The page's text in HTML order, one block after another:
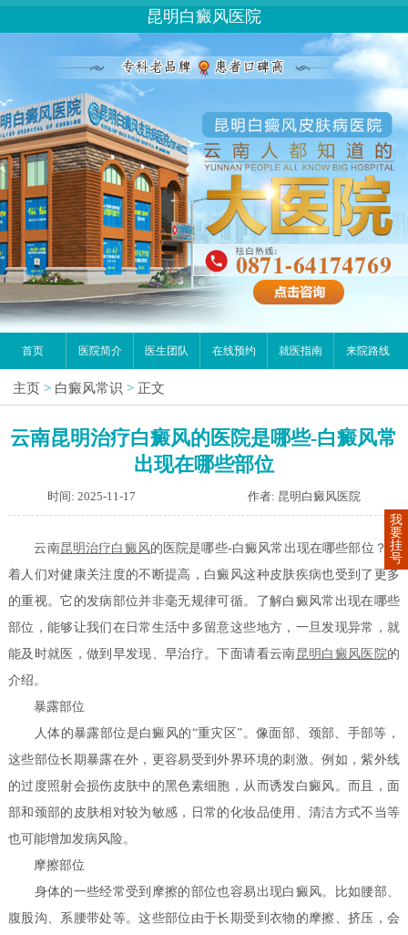
昆明白癜风医院
首页 医院简介 医生团队 在线预约 就医指南 来院路线
主页 > 白癜风常识 > 正文
云南昆明治疗白癜风的医院是哪些-白癜风常
出现在哪些部位
时间: 2025-11-17 作者: 昆明白癜风医院
云南昆明治疗白癜风的医院是哪些-白癜风常出现在哪些部位？随
着人们对健康关注度的不断提高，白癜风这种皮肤疾病也受到了更多
的重视。它的发病部位并非毫无规律可循。了解白癜风常出现在哪些
部位，能够让我们在日常生活中多留意这些地方，一旦发现异常，就
能及时就医，做到早发现、早治疗。下面请看云南昆明白癜风医院的
介绍。
暴露部位
人体的暴露部位是白癜风的“重灾区”。像面部、颈部、手部等，
这些部位长期暴露在外，更容易受到外界环境的刺激。例如，紫外线
的过度照射会损伤皮肤中的黑色素细胞，从而诱发白癜风。而且，面
部和颈部的皮肤相对较为敏感，日常的化妆品使用、清洁方式不当等
也可能增加发病风险。
摩擦部位
身体的一些经常受到摩擦的部位也容易出现白癜风。比如腰部、
腹股沟、系腰带处等。这些部位由于长期受到衣物的摩擦、挤压，会
我
要
挂
号